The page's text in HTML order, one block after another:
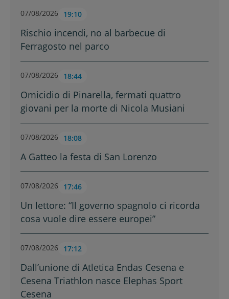
07/08/2026 19:10
Rischio incendi, no al barbecue di
Ferragosto nel parco
07/08/2026 18:44
Omicidio di Pinarella, fermati quattro
giovani per la morte di Nicola Musiani
07/08/2026 18:08
A Gatteo la festa di San Lorenzo
07/08/2026 17:46
Un lettore: “Il governo spagnolo ci ricorda
cosa vuole dire essere europei”
07/08/2026 17:12
Dall’unione di Atletica Endas Cesena e
Cesena Triathlon nasce Elephas Sport
Cesena